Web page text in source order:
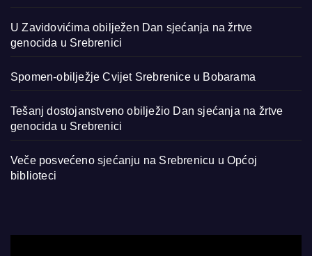
U Zavidovićima obilježen Dan sjećanja na žrtve
genocida u Srebrenici
Spomen-obilježje Cvijet Srebrenice u Bobarama
Tešanj dostojanstveno obilježio Dan sjećanja na žrtve
genocida u Srebrenici
Veče posvećeno sjećanju na Srebrenicu u Općoj
biblioteci